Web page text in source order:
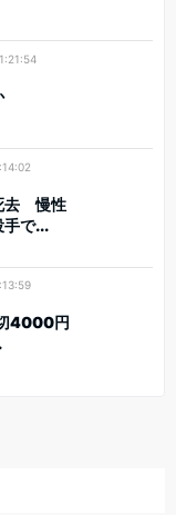
去 慢性
で...
4000円